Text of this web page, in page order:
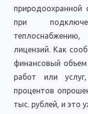
при
лицензий. Как
финансовый
работ или
процентов
тыс. рублей, и это